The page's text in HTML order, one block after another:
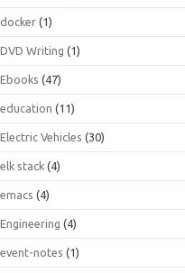
docker (1)
DVD Writing (1)
Ebooks (47)
education (11)
Electric Vehicles (30)
elk stack (4)
emacs (4)
Engineering (4)
event-notes (1)